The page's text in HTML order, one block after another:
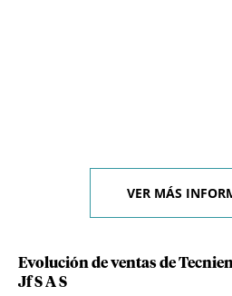
VER MÁS
Evolución de ventas de
Jf S A S